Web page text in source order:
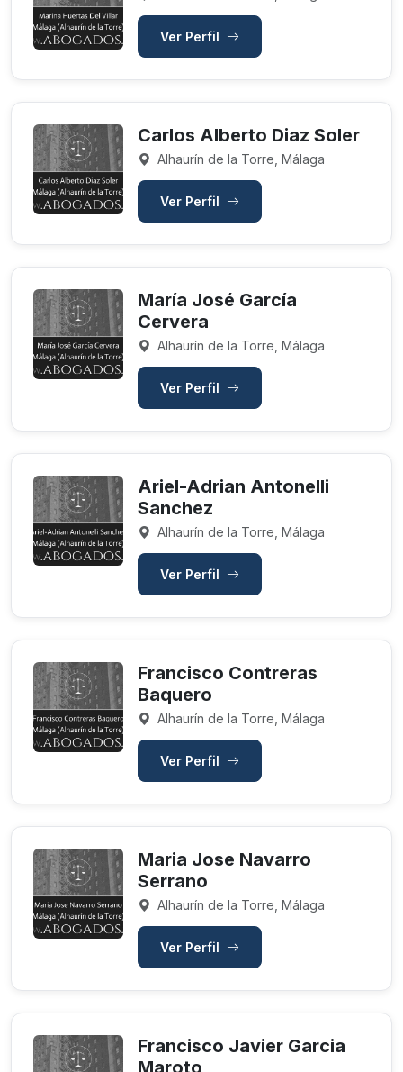
Ver Perfil
Carlos Alberto Diaz Soler
Alhaurín de la Torre, Málaga
Ver Perfil
María José García
Cervera
Alhaurín de la Torre, Málaga
Ver Perfil
Ariel-Adrian Antonelli
Sanchez
Alhaurín de la Torre, Málaga
Ver Perfil
Francisco Contreras
Baquero
Alhaurín de la Torre, Málaga
Ver Perfil
Maria Jose Navarro
Serrano
Alhaurín de la Torre, Málaga
Ver Perfil
Francisco Javier Garcia
Maroto